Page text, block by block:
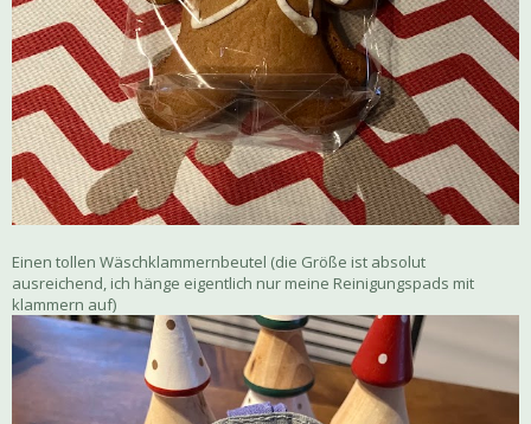
Einen tollen Wäschklammernbeutel (die Größe ist absolut
ausreichend, ich hänge eigentlich nur meine Reinigungspads mit
klammern auf)